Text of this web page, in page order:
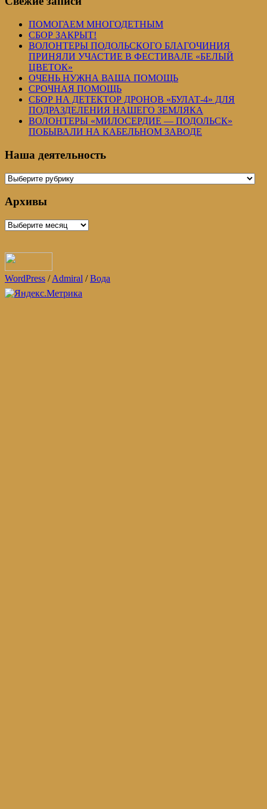
ПОМОГАЕМ МНОГОДЕТНЫМ
СБОР ЗАКРЫТ!
ВОЛОНТЕРЫ ПОДОЛЬСКОГО БЛАГОЧИНИЯ
ПРИНЯЛИ УЧАСТИЕ В ФЕСТИВАЛЕ «БЕЛЫЙ
ЦВЕТОК»
ОЧЕНЬ НУЖНА ВАША ПОМОЩЬ
СРОЧНАЯ ПОМОЩЬ
СБОР НА ДЕТЕКТОР ДРОНОВ «БУЛАТ-4» ДЛЯ
ПОДРАЗДЕЛЕНИЯ НАШЕГО ЗЕМЛЯКА
ВОЛОНТЕРЫ «МИЛОСЕРДИЕ — ПОДОЛЬСК»
ПОБЫВАЛИ НА КАБЕЛЬНОМ ЗАВОДЕ
Наша деятельность
Наша
Архивы
Архивы
WordPress /Admiral /Вода